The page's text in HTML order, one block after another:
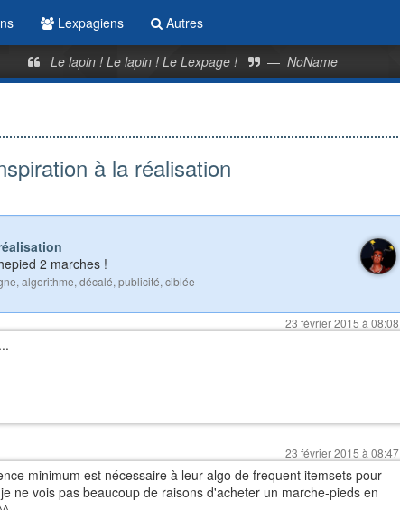
Lexpagiens Autres
Le lapin ! Le lapin ! Le Lexpage ! — NoName
à la réalisation
2 marches !
, algorithme, décalé, publicité, ciblée
23 février 2015 à 08:08
23 février 2015 à 08:47
minimum est nécessaire à leur algo de frequent itemsets pour
ne vois pas beaucoup de raisons d'acheter un marche-pieds en